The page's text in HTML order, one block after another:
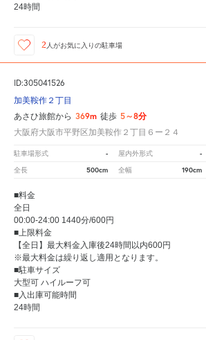
24時間
2 人がお気に入りの駐車場
ID:305041526
加美鞍作２丁目
あさひ旅館から 369m 徒歩 5～8分
大阪府大阪市平野区加美鞍作２丁目６ー２４
駐車場形式 - 屋内外形式 -
全長 500cm 全幅 190cm
■料金
全日
00:00-24:00 1440分/600円
■上限料金
【全日】最大料金入庫後24時間以内600円
※最大料金は繰り返し適用となります。
■駐車サイズ
大型可 ハイルーフ可
■入出庫可能時間
24時間